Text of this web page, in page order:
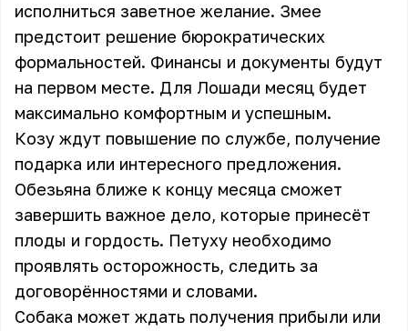
исполниться заветное желание. Змее
предстоит решение бюрократических
формальностей. Финансы и документы будут
на первом месте. Для Лошади месяц будет
максимально комфортным и успешным.
Козу ждут повышение по службе, получение
подарка или интересного предложения.
Обезьяна ближе к концу месяца сможет
завершить важное дело, которые принесёт
плоды и гордость. Петуху необходимо
проявлять осторожность, следить за
договорённостями и словами.
Собака может ждать получения прибыли или